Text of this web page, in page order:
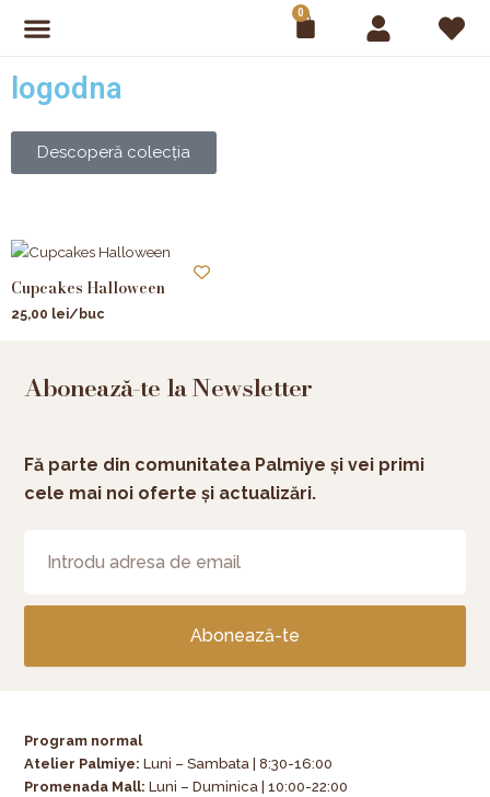
0
Cart
logodna
Descoperă colecția
Cupcakes Halloween
25,00 lei/buc
Abonează-te la Newsletter
Fă parte din comunitatea Palmiye și vei primi
cele mai noi oferte și actualizări.
Abonează-te
Program normal
Atelier Palmiye: Luni – Sambata | 8:30-16:00
Promenada Mall: Luni – Duminica | 10:00-22:00